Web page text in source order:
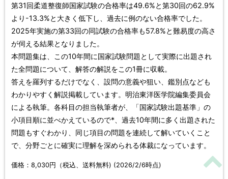
第31回柔道整復師国家試験の合格率は49.6%と第30回の62.9%
より-13.3%と大きく低下し、過去に例のない合格率でした。
2025年実施の第33回の同試験の合格率も57.8%と難易度の高さ
が伺える結果となりました。
本問題集は、この10年間に国家試験問題として実際に出題され
た全問題について、解答の解説をこの1冊に収載。
答えを羅列するだけでなく、設問の意義や狙い、鑑別点なども
わかりやすく解説掲載しています。明治東洋医学院編集委員会
による執筆。各科目の担当執筆者が、「国家試験出題基準」の
小項目順に並べかえているので*、過去10年間に多く出題された
問題もすぐわかり、同じ項目の問題を連続して解いていくこと
で、分野ごとに確実に理解を深められる体裁になっています。
価格：8,030円（税込、送料無料) (2026/2/6時点)